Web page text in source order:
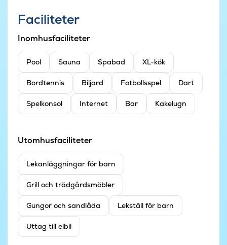
Faciliteter
Inomhusfaciliteter
Pool Sauna Spabad XL-kök
Bordtennis Biljard Fotbollsspel Dart
Spelkonsol Internet Bar Kakelugn
Utomhusfaciliteter
Lekanläggningar för barn
Grill och trädgårdsmöbler
Gungor och sandlåda Lekställ för barn
Uttag till elbil